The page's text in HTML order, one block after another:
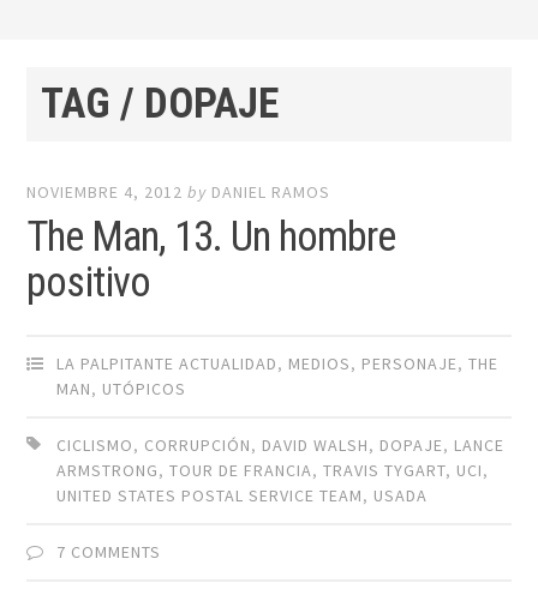
TAG / DOPAJE
NOVIEMBRE 4, 2012 by DANIEL RAMOS
The Man, 13. Un hombre
positivo
LA PALPITANTE ACTUALIDAD, MEDIOS, PERSONAJE,THE
MAN, UTÓPICOS
CICLISMO, CORRUPCIÓN, DAVID WALSH, DOPAJE, LANCE
ARMSTRONG,TOUR DE FRANCIA,TRAVIS TYGART, UCI,
UNITED STATES POSTAL SERVICE TEAM, USADA
7 COMMENTS